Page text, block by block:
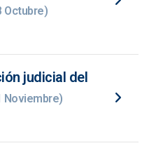
Octubre)
judicial del
Noviembre)